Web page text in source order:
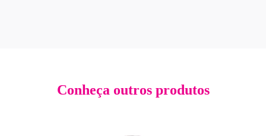
Conheça outros produtos